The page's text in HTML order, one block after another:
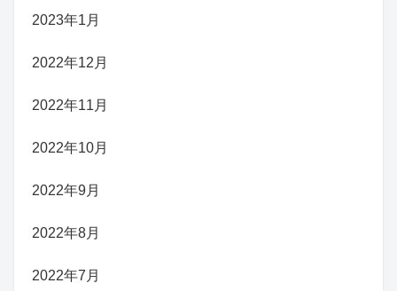
2023年1月
2022年12月
2022年11月
2022年10月
2022年9月
2022年8月
2022年7月